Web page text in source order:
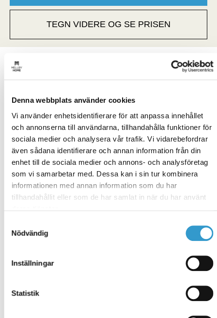
Denna webbplats använder cookies
Vi använder enhetsidentifierare för att anpassa innehållet
och annonserna till användarna, tillhandahålla funktioner för
sociala medier och analysera vår trafik. Vi vidarebefordrar
även sådana identifierare och annan information från din
enhet till de sociala medier och annons- och analysföretag
som vi samarbetar med. Dessa kan i sin tur kombinera
informationen med annan information som du har
tillhandahållit eller som de har samlat in när du har använt
Nödvändig
Inställningar
Statistik
TEGN VIDERE OG SE PRISEN
Övervåning